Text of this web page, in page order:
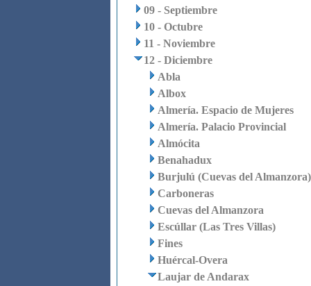
09 - Septiembre
10 - Octubre
11 - Noviembre
12 - Diciembre
Abla
Albox
Almería. Espacio de Mujeres
Almería. Palacio Provincial
Almócita
Benahadux
Burjulú (Cuevas del Almanzora)
Carboneras
Cuevas del Almanzora
Escúllar (Las Tres Villas)
Fines
Huércal-Overa
Laujar de Andarax